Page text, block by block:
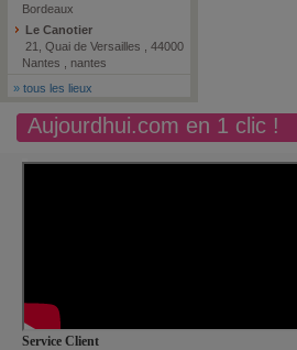
Bordeaux
Le Canotier
21, Quai de Versailles , 44000
Nantes , nantes
» tous les lieux
Aujourdhui.com en 1 clic !
Service Client